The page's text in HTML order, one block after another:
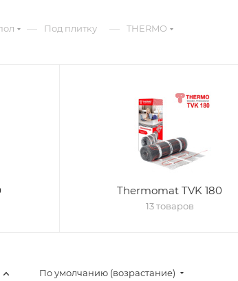
— Под плитку — THERMO
Thermomat TVK 180
13 товаров
По умолчанию (возрастание)